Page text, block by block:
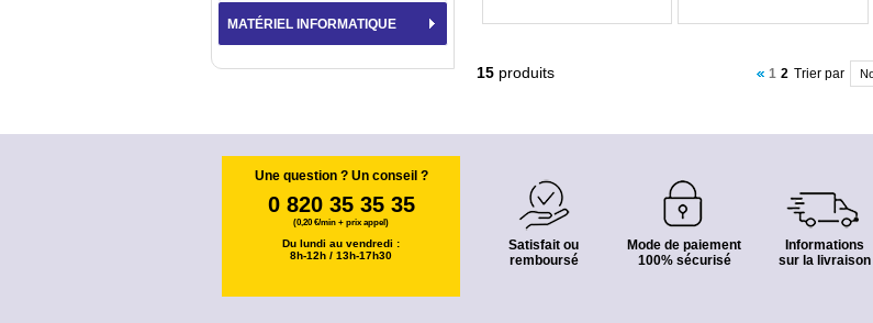
15 produits Trier par
1 2
MATÉRIEL INFORMATIQUE
Une question ? Un conseil ?
0 820 35 35 35
(0,20 €/min + prix appel)
Du lundi au vendredi :
8h-12h / 13h-17h30
Satisfait ou
remboursé
Mode de paiement
100% sécurisé
Informations
sur la livraison